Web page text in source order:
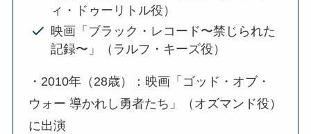
ィ・ドゥーリトル役）
映画「ブラック・レコード〜禁じられた
記録〜」（ラルフ・キーズ役）
・2010年（28歳）：映画「ゴッド・オブ・
ウォー 導かれし勇者たち」（オズマンド役）
に出演